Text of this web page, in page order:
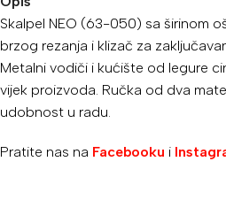
Skalpel NEO (63-050) sa širinom
brzog rezanja i klizač za
Metalni vodiči i kućište od legure
vijek proizvoda. Ručka od dva
udobnost u radu.
Pratite nas na Facebooku i